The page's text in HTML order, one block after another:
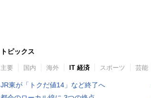
トピックス
主要 国内 海外 IT 経済 スポーツ 芸能
JR東が「トクだ値14」など終了へ